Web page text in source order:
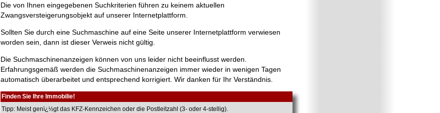
Die von Ihnen eingegebenen Suchkriterien führen zu keinem aktuellen
Zwangsversteigerungsobjekt auf unserer Internetplattform.
Sollten Sie durch eine Suchmaschine auf eine Seite unserer Internetplattform verwiesen
worden sein, dann ist dieser Verweis nicht gültig.
Die Suchmaschinenanzeigen können von uns leider nicht beeinflusst werden.
Erfahrungsgemäß werden die Suchmaschinenanzeigen immer wieder in wenigen Tagen
automatisch überarbeitet und entsprechend korrigiert. Wir danken für Ihr Verständnis.
Finden Sie Ihre Immobilie!
Tipp: Meist genï¿½gt das KFZ-Kennzeichen oder die Postleitzahl (3- oder 4-stellig).